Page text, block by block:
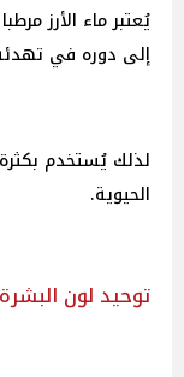
يُعتبر ماء الأرز
إلى دوره في تهدئة
لذلك يُستخدم
الحيوية.
توحيد لون